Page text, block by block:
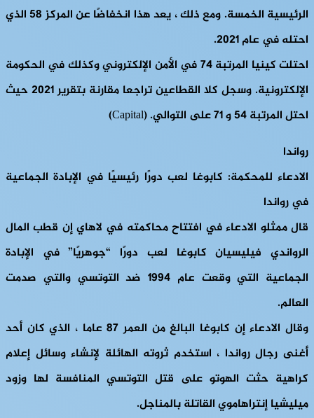
الرئيسية الخمسة. ومع ذلك ، يعد هذا انخفاضًا عن المركز 58 الذي
احتله في عام 2021.
احتلت كينيا المرتبة 74 في الأمن الإلكتروني وكذلك في الحكومة
الإلكترونية. وسجل كلا القطاعين تراجعا مقارنة بتقرير 2021 حيث
احتل المرتبة 54 و 71 على التوالي. (Capital)
رواندا
الادعاء للمحكمة: كابوغا لعب دورًا رئيسيًا في الإبادة الجماعية
في رواندا
قال ممثلو الادعاء في افتتاح محاكمته في لاهاي إن قطب المال
الرواندي فيليسيان كابوغا لعب دورًا “جوهريًا” في الإبادة
الجماعية التي وقعت عام 1994 ضد التوتسي والتي صدمت
العالم.
وقال الادعاء إن كابوغا البالغ من العمر 87 عاما ، الذي كان أحد
أغنى رجال رواندا ، استخدم ثروته الهائلة لإنشاء وسائل إعلام
كراهية حثت الهوتو على قتل التوتسي المنافسة لها وزود
ميليشيا إنتراهاموي القاتلة بالمناجل.